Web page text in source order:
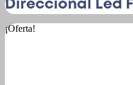
Direccional Led
¡Oferta!